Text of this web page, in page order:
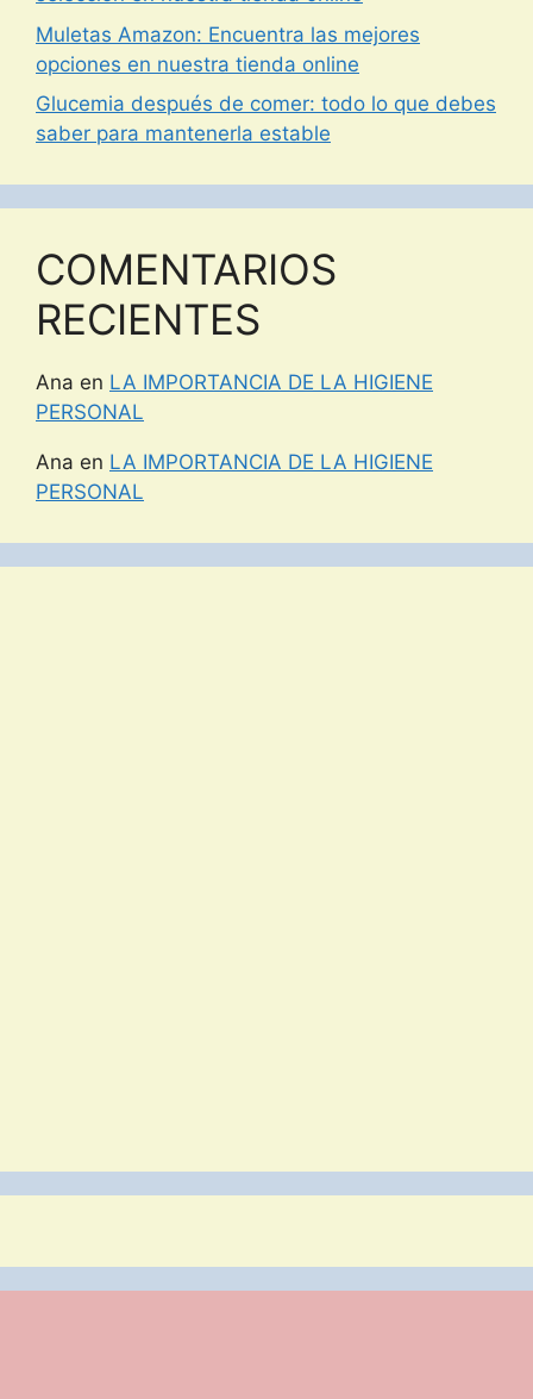
Muletas Amazon: Encuentra las mejores
opciones en nuestra tienda online
Glucemia después de comer: todo lo que debes
saber para mantenerla estable
COMENTARIOS
RECIENTES
Ana en LA IMPORTANCIA DE LA HIGIENE
PERSONAL
Ana en LA IMPORTANCIA DE LA HIGIENE
PERSONAL